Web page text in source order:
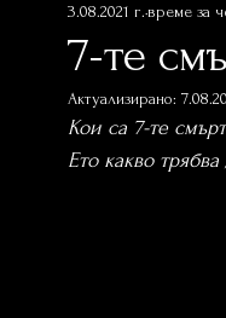
Предстоящи обучения
7-те
3.08.2021 г. време за
Актуализирано:
Кои са 7-те
Ето какво трябва